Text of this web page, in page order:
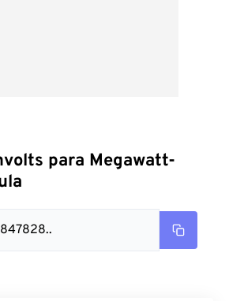
para Megawatt-